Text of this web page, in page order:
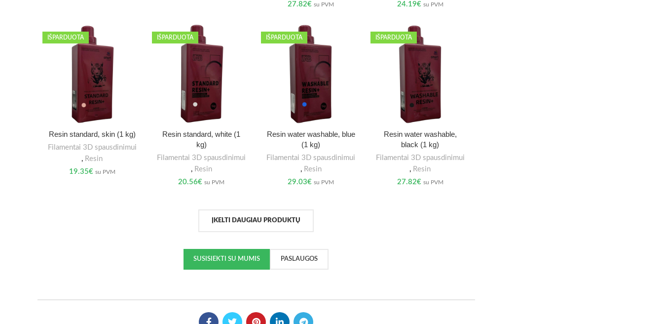
27.82€ su PVM
24.19€ su PVM
IŠPARDUOTA
Resin standard, skin (1 kg)
Filamentai 3D spausdinimui
, Resin
19.35€ su PVM
IŠPARDUOTA
Resin standard, white (1
kg)
Filamentai 3D spausdinimui
, Resin
20.56€ su PVM
IŠPARDUOTA
Resin water washable, blue
(1 kg)
Filamentai 3D spausdinimui
, Resin
29.03€ su PVM
IŠPARDUOTA
Resin water washable,
black (1 kg)
Filamentai 3D spausdinimui
, Resin
27.82€ su PVM
ĮKELTI DAUGIAU PRODUKTŲ
SUSISIEKTI SU MUMIS PASLAUGOS